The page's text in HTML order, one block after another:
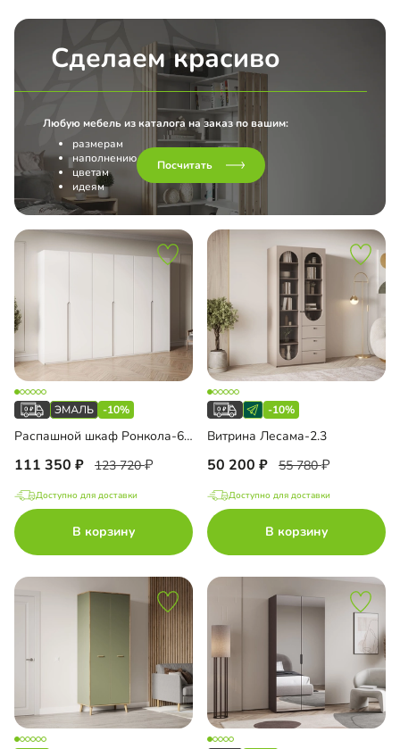
Сделаем красиво
Любую мебель из каталога на заказ по вашим:
размерам
наполнению
цветам
идеям
Посчитать
-10%
Распашной шкаф Ронкола-6 Эмаль
111 350 123 720
Доступно для доставки
В корзину
-10%
Витрина Лесама-2.3
50 200 55 780
Доступно для доставки
В корзину